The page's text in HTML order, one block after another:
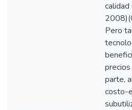
calidad
Pero
parte,
costo-